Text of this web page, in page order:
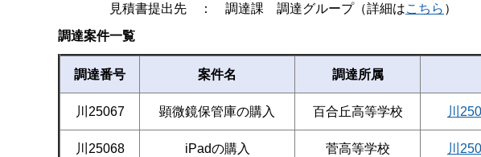
見積書提出先 ： 調達課 調達グループ（詳細はこちら ）
調達案件一覧
調達番号 案件名 調達所属
川25067 顕微鏡保管庫の購入 百合丘高等学校 川
川25068 iPadの購入 菅高等学校 川